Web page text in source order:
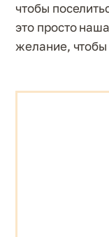
чтобы
это просто
желание,